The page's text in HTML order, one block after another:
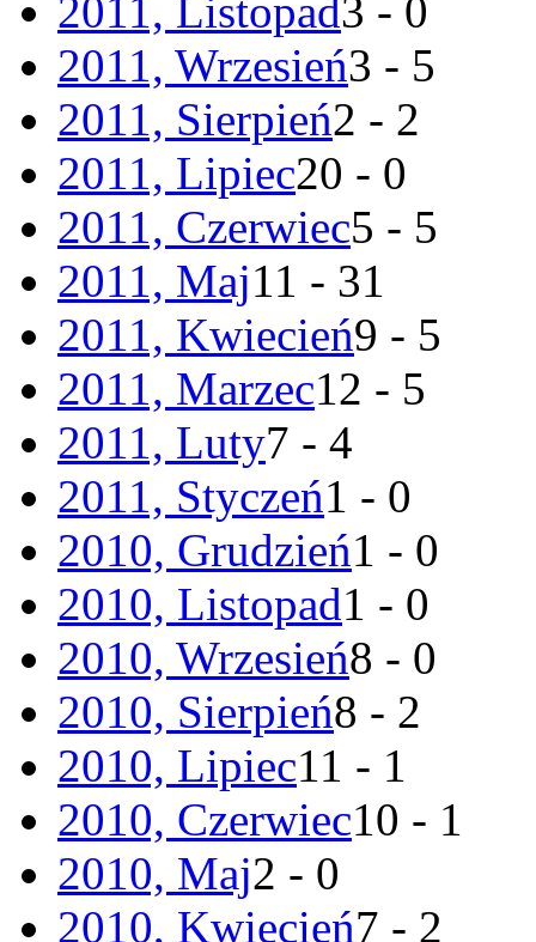
2011, Listopad3 - 0
2011, Wrzesień3 - 5
2011, Sierpień2 - 2
2011, Lipiec20 - 0
2011, Czerwiec5 - 5
2011, Maj11 - 31
2011, Kwiecień9 - 5
2011, Marzec12 - 5
2011, Luty7 - 4
2011, Styczeń1 - 0
2010, Grudzień1 - 0
2010, Listopad1 - 0
2010, Wrzesień8 - 0
2010, Sierpień8 - 2
2010, Lipiec11 - 1
2010, Czerwiec10 - 1
2010, Maj2 - 0
2010, Kwiecień7 - 2